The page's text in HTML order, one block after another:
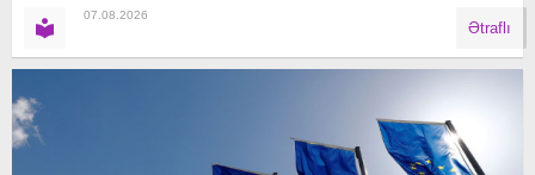
07.08.2026
Ətraflı